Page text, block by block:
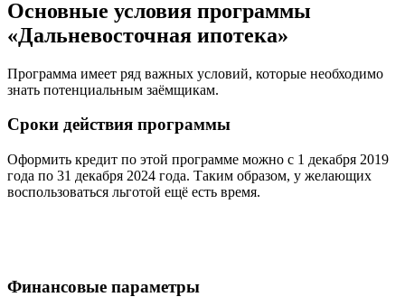
Основные условия программы
«Дальневосточная ипотека»
Программа имеет ряд важных условий, которые необходимо
знать потенциальным заёмщикам.
Сроки действия программы
Оформить кредит по этой программе можно с 1 декабря 2019
года по 31 декабря 2024 года. Таким образом, у желающих
воспользоваться льготой ещё есть время.
Финансовые параметры